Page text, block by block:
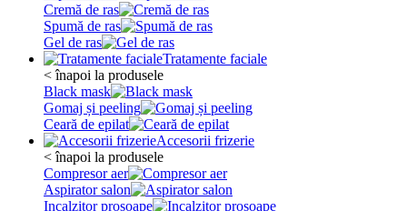
Cremă de ras
Spumă de ras
Gel de ras
Tratamente faciale
< înapoi la produsele
Black mask
Gomaj și peeling
Ceară de epilat
Accesorii frizerie
< înapoi la produsele
Compresor aer
Aspirator salon
Incalzitor prosoape